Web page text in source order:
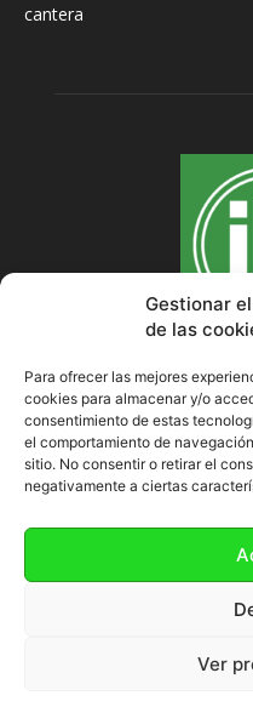
Gestionar
de las
Para ofrecer las mejores
cookies para almacenar y/o
consentimiento de estas
el comportamiento de
sitio. No consentir o retirar el
negativamente a ciertas
Ver
cantera
SOBRE
Política